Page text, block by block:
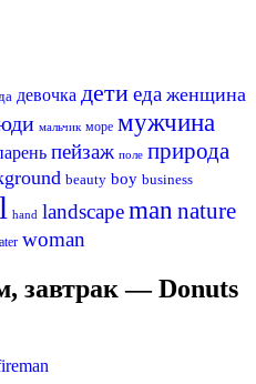
девочка детиеда женщина
мальчик море мужчина
пейзаж поле природа
beauty boy business
hand landscapeman nature
woman
завтрак — Donuts